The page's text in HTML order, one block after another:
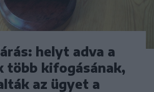
helyt adva a
több kifogásának,
az ügyet a